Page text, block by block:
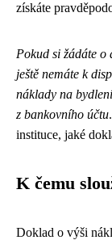
získáte
Pokud si žádáte o
ještě nemáte k
náklady na
z bankovního účtu
instituce, jaké
K čemu
Doklad o výši